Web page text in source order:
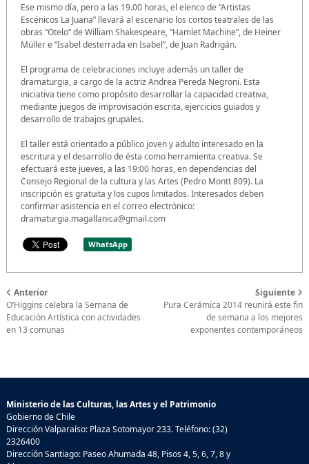
Ese mismo día, pero a las 19.00 horas, el elenco de “Artistas
Escénicos La Juana” llevará al escenario los cortos teatrales de las
obras “Otelo” de William Shakespeare, “Hamlet Machine”, de Heiner
Müller e “Isabel desterrada en Isabel”, de Juan Radrigán.
El programa de celebraciones incluye además un taller de
dramaturgia, a cargo de la actriz Andrea Pereda Negroni. Esta
iniciativa tiene como propósito desarrollar la capacidad creativa,
mediante juegos de improvisación escrita, ejercicios guiados y
desarrollo de trabajos grupales.
El taller está orientado a público joven y adulto interesado en la
escritura y el desarrollo de ésta como herramienta creativa. Se
efectuará este jueves, a las 19:00 horas, en dependencias del
Consejo Regional de la cultura y las Artes (Pedro Montt 809). La
inscripción es gratuita y los cupos limitados. Interesados deben
confirmar asistencia en el correo electrónico:
dramaturgia.magallanica@gmail.com
WhatsApp
Anterior
O’Higgins celebra la Semana de
Educación Artística con actividades
en 13 comunas
Siguiente
Pura Cerámica 2014 reunirá este fin
de semana a los mejores
exponentes contemporáneos
Ministerio de las Culturas, las Artes y el Patrimonio
Gobierno de Chile
Dirección Valparaíso: Plaza Sotomayor 233. Teléfono: (32)
2326400
Dirección Santiago: Paseo Ahumada 48, Pisos 4, 5, 6, 7, 8 y